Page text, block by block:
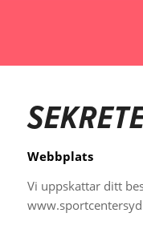
Webbplats
Vi uppskattar ditt